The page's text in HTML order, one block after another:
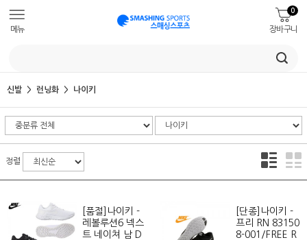
메뉴 장바구니
0
신발 런닝화 나이키
정렬
[품절]나이키 -
레볼루션6 넥스
트 네이쳐 남 D
[단종]나이키 -
프리 RN 83150
8-001/FREE R